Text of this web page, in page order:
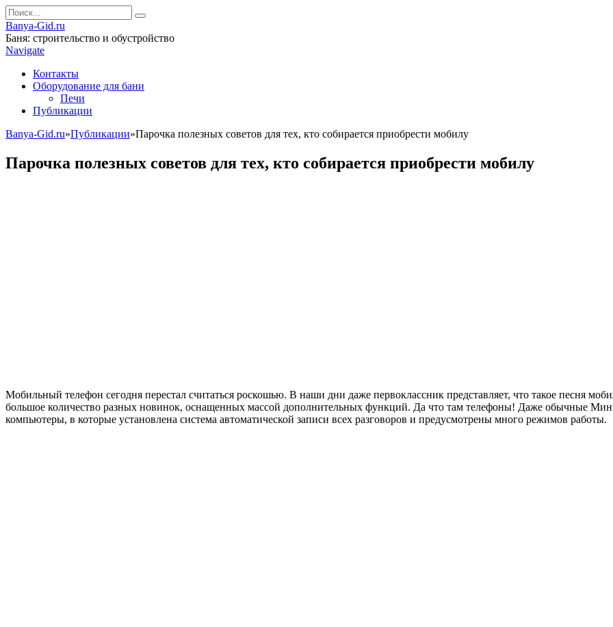
Banya-Gid.ru
Баня: строительство и обустройство
Navigate
Контакты
Оборудование для бани
Печи
Публикации
Banya-Gid.ru»Публикации»Парочка полезных советов для тех, кто собирается приобрести мобилу
Парочка полезных советов для тех, кто собирается приобрести мобилу
Мобильный телефон сегодня перестал считаться роскошью. В наши дни даже первоклассник представляет, что такое песня
большое количество разных новинок, оснащенных массой дополнительных функций. Да что там телефоны! Даже обычные
компьютеры, в которые установлена система автоматической записи всех разговоров и предусмотрены много режимов работы.